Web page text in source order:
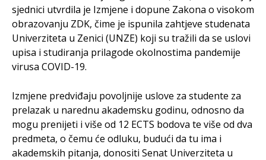
sjednici utvrdila je Izmjene i dopune Zakona o visokom
obrazovanju ZDK, čime je ispunila zahtjeve studenata
Univerziteta u Zenici (UNZE) koji su tražili da se uslovi
upisa i studiranja prilagode okolnostima pandemije
virusa COVID-19.
Izmjene predviđaju povoljnije uslove za studente za
prelazak u narednu akademsku godinu, odnosno da
mogu prenijeti i više od 12 ECTS bodova te više od dva
predmeta, o čemu će odluku, budući da tu ima i
akademskih pitanja, donositi Senat Univerziteta u